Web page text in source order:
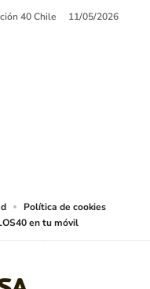
40 Chile 11/05/2026
Política de cookies
en tu móvil